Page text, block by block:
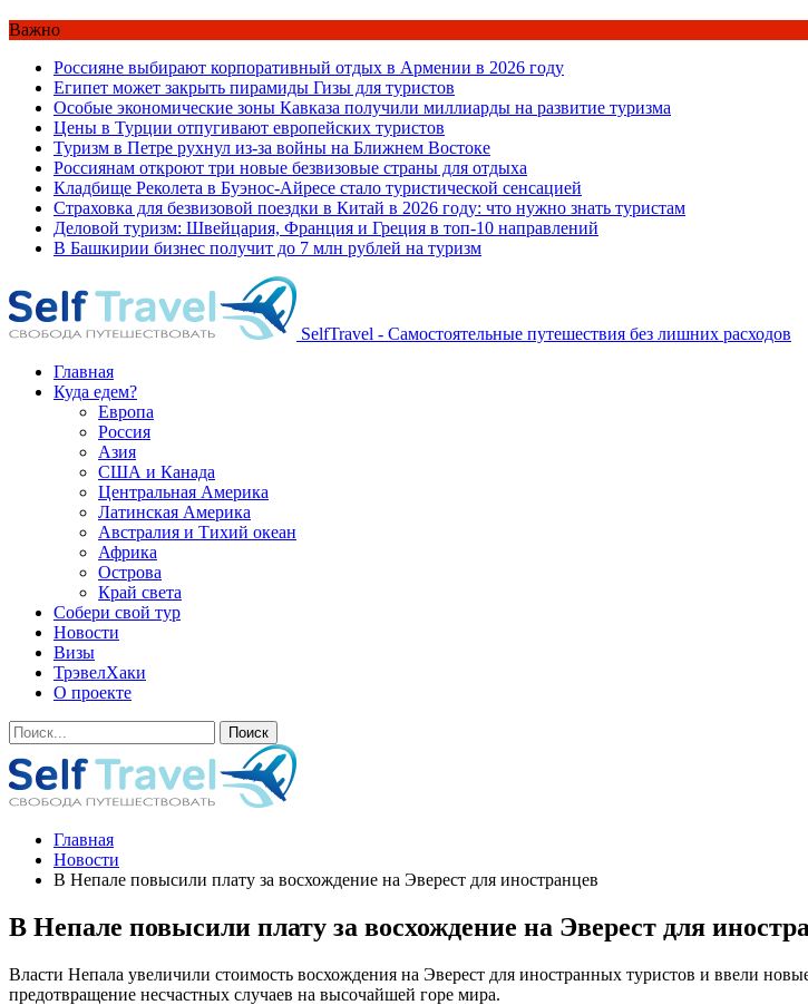
Важно
Россияне выбирают корпоративный отдых в Армении в 2026 году
Египет может закрыть пирамиды Гизы для туристов
Особые экономические зоны Кавказа получили миллиарды на развитие туризма
Цены в Турции отпугивают европейских туристов
Туризм в Петре рухнул из-за войны на Ближнем Востоке
Россиянам откроют три новые безвизовые страны для отдыха
Кладбище Реколета в Буэнос-Айресе стало туристической сенсацией
Страховка для безвизовой поездки в Китай в 2026 году: что нужно знать туристам
Деловой туризм: Швейцария, Франция и Греция в топ-10 направлений
В Башкирии бизнес получит до 7 млн рублей на туризм
SelfTravel - Самостоятельные путешествия без лишних расходов
Главная
Куда едем?
Европа
Россия
Азия
США и Канада
Центральная Америка
Латинская Америка
Австралия и Тихий океан
Африка
Острова
Край света
Собери свой тур
Новости
Визы
ТрэвелХаки
О проекте
Главная
Новости
В Непале повысили плату за восхождение на Эверест для иностранцев
В Непале повысили плату за восхождение на Эверест для
Власти Непала увеличили стоимость восхождения на Эверест для иностранных туристов и ввели
предотвращение несчастных случаев на высочайшей горе мира.